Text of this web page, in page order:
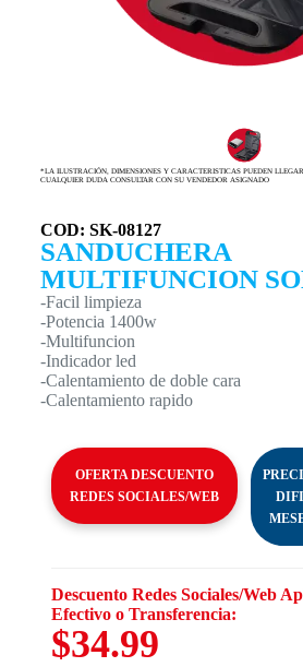
*LA ILUSTRACIÓN, DIMENSIONES Y CARACTERISTICAS PUEDEN
CUALQUIER DUDA CONSULTAR CON SU VENDEDOR ASIGNADO
COD: SK-08127
SANDUCHERA
MULTIFUNCION
-Facil limpieza
-Potencia 1400w
-Multifuncion
-Indicador led
-Calentamiento de doble cara
-Calentamiento rapido
OFERTA DESCUENTO
REDES SOCIALES/WEB
Descuento Redes Sociales/Web
Efectivo o Transferencia:
$34.99